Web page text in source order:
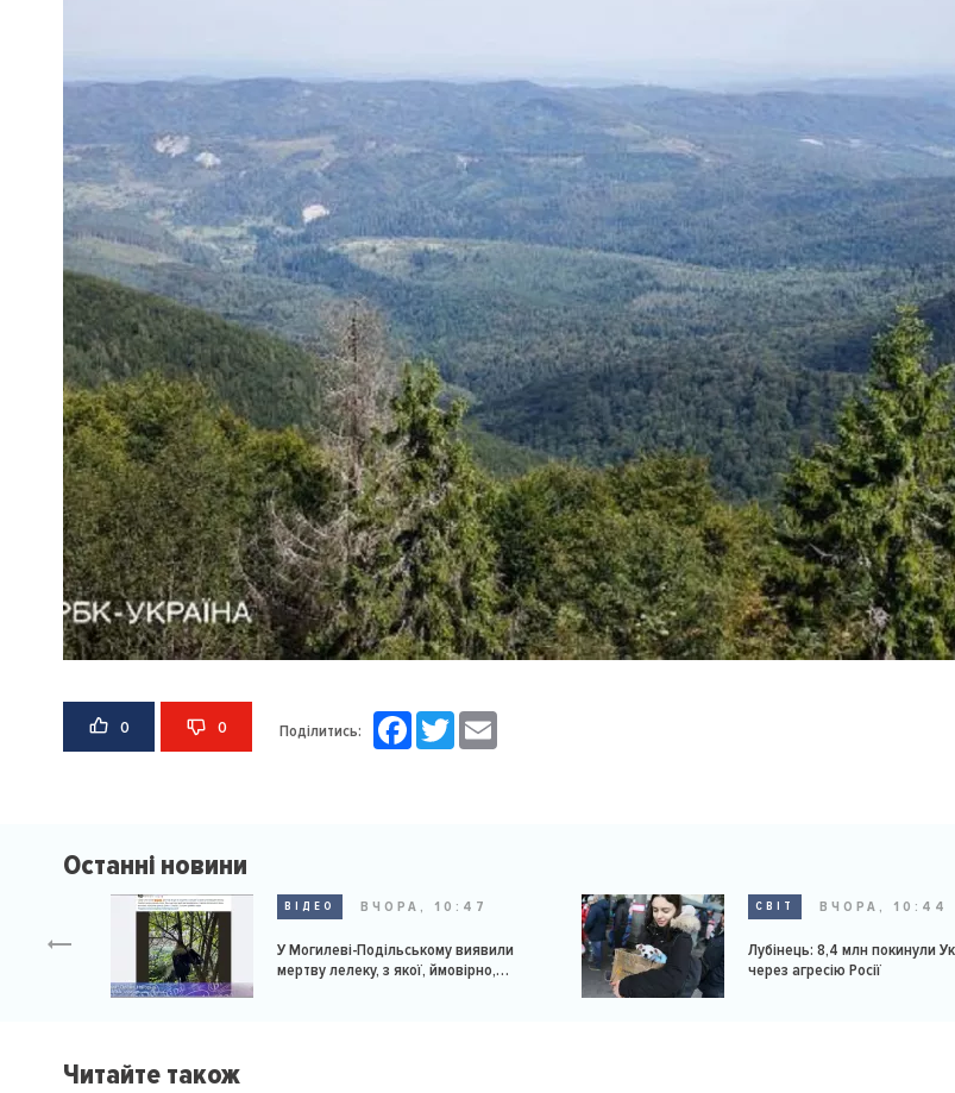
0 0 Поділитись: FacebookTwitter
Останні новини
ВІДЕО ВЧОРА, 10:47
У Могилеві-Подільському виявили
мертву лелеку, з якої, ймовірно,
СВІТ ВЧОРА, 10:44
Лубінець: 8,4 млн покинули
через агресію Росії
Читайте також